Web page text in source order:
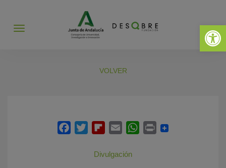
Abrir
Abrir
VOLVER
Divulgación